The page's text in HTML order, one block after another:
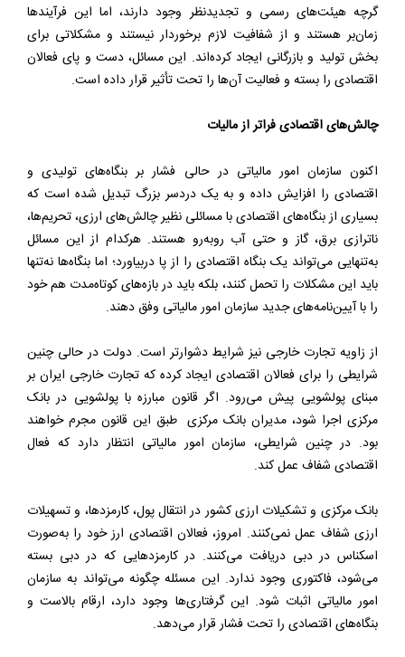
گرچه ‌هیئت‌های رسمی و تجدیدنظر وجود دارند، اما این فرآیندها
زمان‌بر هستند و از شفافیت لازم برخوردار نیستند و مشکلاتی برای
بخش تولید و بازرگانی ایجاد کرده‌اند. این مسائل، دست و پای فعالان
اقتصادی را بسته و فعالیت آن‌ها را تحت تأثیر قرار داده است.
چالش‌های اقتصادی فراتر از مالیات
اکنون سازمان امور مالیاتی در حالی فشار بر بنگاه‌های تولیدی و
اقتصادی را افزایش داده و به یک دردسر بزرگ تبدیل شده است که
بسیاری از بنگاه‌های اقتصادی با مسائلی نظیر چالش‌های ارزی، تحریم‌ها،
ناترازی برق، گاز و حتی آب روبه‌رو هستند. هرکدام از این مسائل
به‌تنهایی می‌تواند یک بنگاه اقتصادی را از پا دربیاورد؛ اما بنگاه‌ها نه‌تنها
باید این مشکلات را تحمل کنند، بلکه باید در بازه‌های کوتاه‌مدت هم خود
را با آیین‌نامه‌های جدید سازمان امور مالیاتی وفق دهند.
از زاویه تجارت خارجی نیز شرایط دشوارتر است. دولت در حالی چنین
شرایطی را برای فعالان اقتصادی ایجاد کرده که تجارت خارجی ایران بر
مبنای پولشویی پیش می‌رود. اگر قانون مبارزه با پولشویی در بانک
مرکزی اجرا شود، مدیران بانک مرکزی طبق این قانون مجرم خواهند
بود. در چنین شرایطی، سازمان امور مالیاتی انتظار دارد که فعال
اقتصادی شفاف عمل کند.
بانک مرکزی و تشکیلات ارزی کشور در انتقال پول، کارمزدها، و تسهیلات
ارزی شفاف عمل نمی‌کنند. امروز، فعالان اقتصادی ارز خود را به‌صورت
اسکناس در دبی دریافت می‌کنند. در کارمزدهایی که در دبی بسته
می‌شود، فاکتوری وجود ندارد. این مسئله چگونه می‌تواند به سازمان
امور مالیاتی اثبات شود. این گرفتاری‌ها وجود دارد، ارقام بالاست و
بنگاه‌های اقتصادی را تحت فشار قرار می‌دهد.